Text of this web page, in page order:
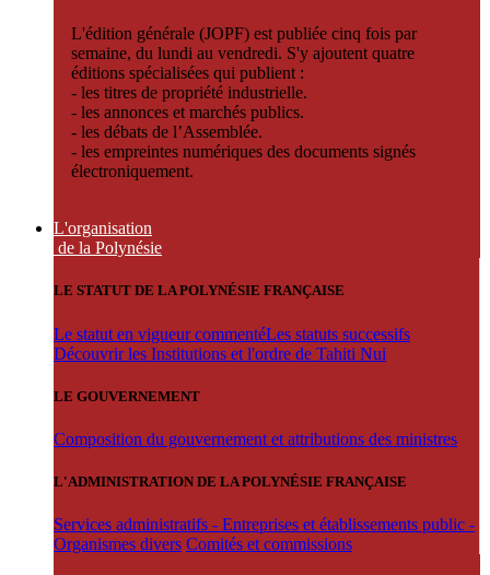
L'édition générale (JOPF) est publiée cinq fois par
semaine, du lundi au vendredi. S'y ajoutent quatre
éditions spécialisées qui publient :
- les titres de propriété industrielle.
- les annonces et marchés publics.
- les débats de l’Assemblée.
- les empreintes numériques des documents signés
électroniquement.
L'organisation
de la Polynésie
LE STATUT DE LA POLYNÉSIE FRANÇAISE
Le statut en vigueur commentéLes statuts successifs
Découvrir les Institutions et l'ordre de Tahiti Nui
LE GOUVERNEMENT
Composition du gouvernement et attributions des ministres
L'ADMINISTRATION DE LA POLYNÉSIE FRANÇAISE
Services administratifs - Entreprises et établissements public -
Organismes divers Comités et commissions